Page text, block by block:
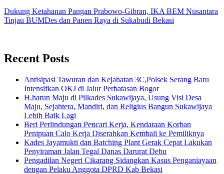
Dukung Ketahanan Pangan Prabowo-Gibran, IKA BEM Nusantara
Tinjau BUMDes dan Panen Raya di Sukabudi Bekasi
Recent Posts
Antisipasi Tawuran dan Kejahatan 3C,Polsek Serang Baru
Intensifkan OKJ di Jalur Perbatasan Bogor
H.harun Maju di Pilkades Sukawijaya, Usung Visi Desa
Maju, Sejahtera, Mandiri, dan Religius Bangun Sukawijaya
Lebih Baik Lagi
Beri Perlindungan Pencari Kerja, Kendaraan Korban
Penipuan Calo Kerja Diserahkan Kembali ke Pemiliknya
Kades Jayamukti dan Batching Plant Gerak Cepat Lakukan
Penyiraman Jalan Tegal Danas Darurat Debu
Pengadilan Negeri Cikarang Sidangkan Kasus Penganiayaan
dengan Pelaku Anggota DPRD Kab Bekasi